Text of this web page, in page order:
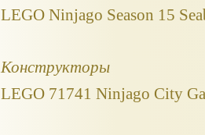
LEGO Ninjago Season 15
Конструкторы
LEGO 71741 Ninjago City